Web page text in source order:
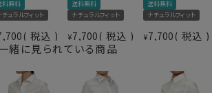
。
っているので、気になるところもカバ
11号・LL-13号・3L-15号・4L-17号の
ー
り
料無料
チュラルフィット
税込
送料無料
ナチュラルフィット
¥7,700 税込
送料無料
ナチュラルフィット
¥7,700 税込
緒に見られている商品